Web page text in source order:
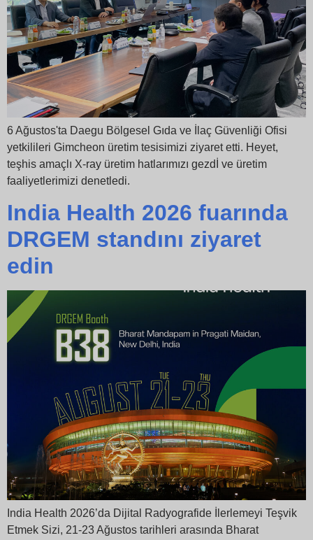
6 Ağustos'ta Daegu Bölgesel Gıda ve İlaç Güvenliği Ofisi
yetkilileri Gimcheon üretim tesisimizi ziyaret etti. Heyet,
teşhis amaçlı X-ray üretim hatlarımızı gezdİ ve üretim
faaliyetlerimizi denetledi.
India Health 2026 fuarında
DRGEM standını ziyaret
edin
India Health 2026’da Dijital Radyografide İlerlemeyi Teşvik
Etmek Sizi, 21-23 Ağustos tarihleri arasında Bharat